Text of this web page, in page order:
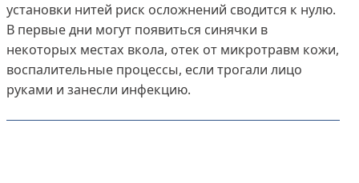
установки нитей риск осложнений сводится к нулю.
В первые дни могут появиться синячки в
некоторых местах вкола, отек от микротравм кожи,
воспалительные процессы, если трогали лицо
руками и занесли инфекцию.